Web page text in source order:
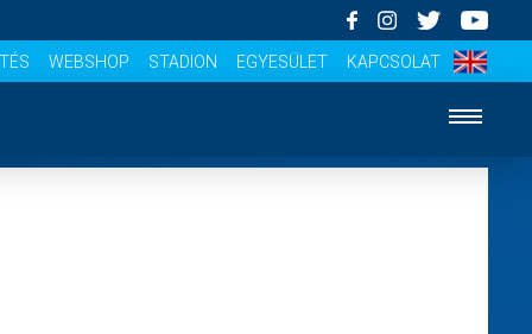
WEBSHOP STADION EGYESÜLET KAPCSOLAT